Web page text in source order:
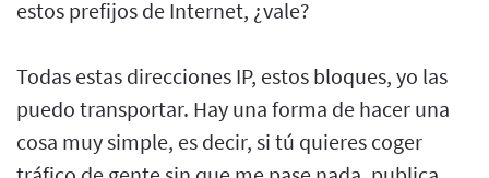
estos prefijos de Internet, ¿vale?
Todas estas direcciones IP, estos bloques, yo las
puedo transportar. Hay una forma de hacer una
cosa muy simple, es decir, si tú quieres coger